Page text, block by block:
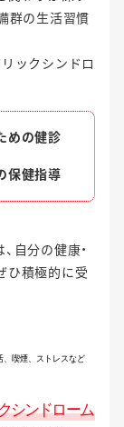
群の生活習慣
ックシンドロ
めの健診
保健指導
自分の健康・
ひ積極的に受